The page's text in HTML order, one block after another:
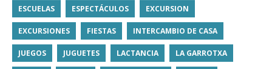
ESCUELAS ESPECTÁCULOS EXCURSION
EXCURSIONES FIESTAS INTERCAMBIO DE CASA
JUEGOS JUGUETES LACTANCIA LA GARROTXA